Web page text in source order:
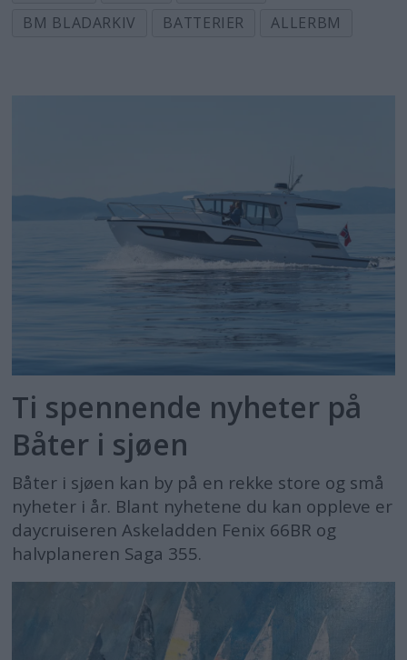
BM BLADARKIV
BATTERIER ALLERBM
Ti spennende nyheter på
Båter i sjøen
Båter i sjøen kan by på en rekke store og små
nyheter i år. Blant nyhetene du kan oppleve er
daycruiseren Askeladden Fenix 66BR og
halvplaneren Saga 355.